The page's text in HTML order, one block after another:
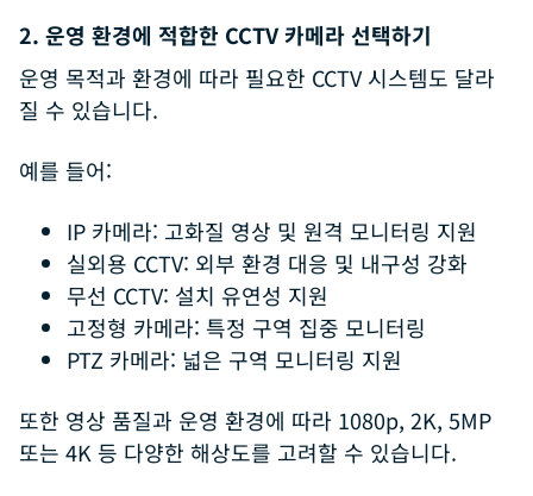
2. 운영 환경에 적합한 CCTV 카메라 선택하기
운영 목적과 환경에 따라 필요한 CCTV 시스템도 달라
질 수 있습니다.
예를 들어:
IP 카메라: 고화질 영상 및 원격 모니터링 지원
실외용 CCTV: 외부 환경 대응 및 내구성 강화
무선 CCTV: 설치 유연성 지원
고정형 카메라: 특정 구역 집중 모니터링
PTZ 카메라: 넓은 구역 모니터링 지원
또한 영상 품질과 운영 환경에 따라 1080p, 2K, 5MP
또는 4K 등 다양한 해상도를 고려할 수 있습니다.